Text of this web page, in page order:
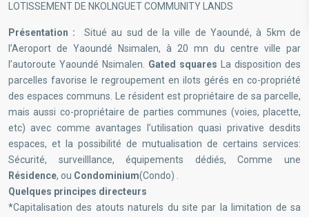
LOTISSEMENT DE NKOLNGUET COMMUNITY LANDS
Présentation :
Situé au sud de la ville de Yaoundé, à 5km de
l’Aeroport de Yaoundé Nsimalen, à 20 mn du centre ville par
l’autoroute Yaoundé Nsimalen. Gated squares La disposition des
parcelles favorise le regroupement en ilots gérés en co-propriété
des espaces communs. Le résident est propriétaire de sa parcelle,
mais aussi co-propriétaire de parties communes (voies, placette,
etc) avec comme avantages l’utilisation quasi privative desdits
espaces, et la possibilité de mutualisation de certains services:
Sécurité, surveilllance, équipements dédiés, Comme une
Résidence, ou Condominium(Condo) .
Quelques principes directeurs
*Capitalisation des atouts naturels du site par la limitation de sa